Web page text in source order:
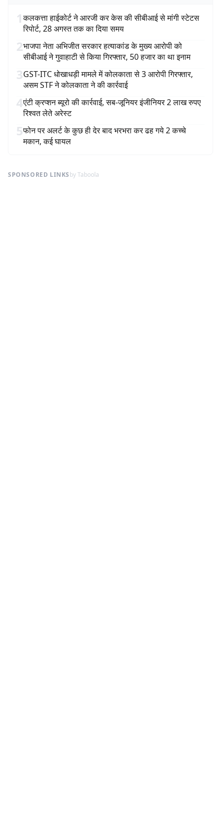
1कलकत्ता हाईकोर्ट ने आरजी कर केस की सीबीआई से मांगी स्टेटस
रिपोर्ट, 28 अगस्त तक का दिया समय
2भाजपा नेता अभिजीत सरकार हत्याकांड के मुख्य आरोपी को
सीबीआई ने गुवाहाटी से किया गिरफ्तार, 50 हजार का था इनाम
3GST-ITC धोखाधड़ी मामले में कोलकाता से 3 आरोपी गिरफ्तार,
असम STF ने कोलकाता ने की कार्रवाई
4एंटी क्रप्शन ब्यूरो की कार्रवाई, सब-जूनियर इंजीनियर 2 लाख रुपए
रिश्वत लेते अरेस्ट
5फोन पर अलर्ट के कुछ ही देर बाद भरभरा कर ढह गये 2 कच्चे
मकान, कई घायल
SPONSORED LINKSby Taboola